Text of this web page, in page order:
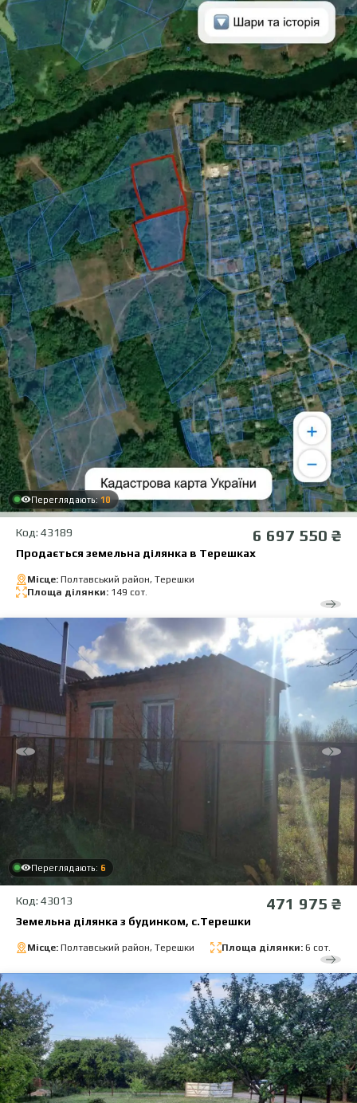
Переглядають:10
Код: 43189 6 697 550 ₴
Продається земельна ділянка в Терешках
Місце: Полтавський район, Терешки
Площа ділянки: 149 сот.
Переглядають: 6
Код: 43013 471 975 ₴
Земельна ділянка з будинком, с.Терешки
Місце: Полтавський район, Терешки Площа ділянки: 6 сот.